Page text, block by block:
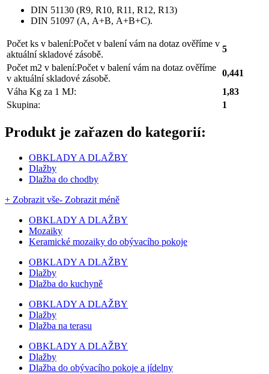
DIN 51130 (R9, R10, R11, R12, R13)
DIN 51097 (A, A+B, A+B+C).
Počet ks v balení:Počet v balení vám na dotaz ověříme v
aktuální skladové zásobě.
5
Počet m2 v balení:Počet v balení vám na dotaz ověříme
v aktuální skladové zásobě.
0,441
Váha Kg za 1 MJ:
1,83
Skupina:
1
Produkt je zařazen do kategorií:
OBKLADY A DLAŽBY
Dlažby
Dlažba do chodby
+ Zobrazit vše- Zobrazit méně
OBKLADY A DLAŽBY
Mozaiky
Keramické mozaiky do obývacího pokoje
OBKLADY A DLAŽBY
Dlažby
Dlažba do kuchyně
OBKLADY A DLAŽBY
Dlažby
Dlažba na terasu
OBKLADY A DLAŽBY
Dlažby
Dlažba do obývacího pokoje a jídelny